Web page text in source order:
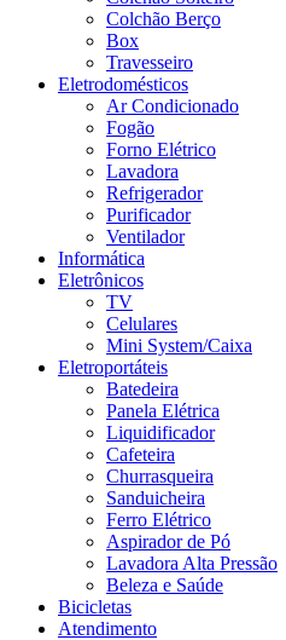
Colchão Berço
Box
Travesseiro
Eletrodomésticos
Ar Condicionado
Fogão
Forno Elétrico
Lavadora
Refrigerador
Purificador
Ventilador
Informática
Eletrônicos
TV
Celulares
Mini System/Caixa
Eletroportáteis
Batedeira
Panela Elétrica
Liquidificador
Cafeteira
Churrasqueira
Sanduicheira
Ferro Elétrico
Aspirador de Pó
Lavadora Alta Pressão
Beleza e Saúde
Bicicletas
Atendimento